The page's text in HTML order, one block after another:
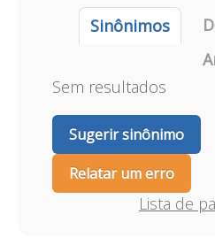
Sinônimos
Sem resultados
Sugerir sinônimo
Relatar um erro
Lista de